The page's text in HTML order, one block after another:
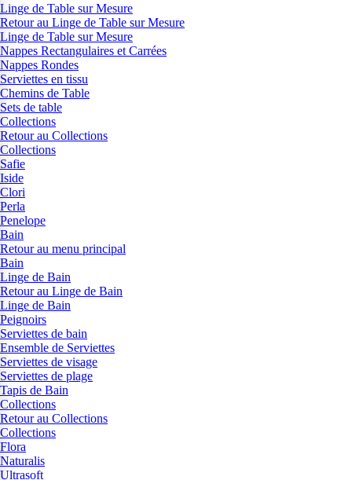
Linge de Table sur Mesure
Retour au Linge de Table sur Mesure
Linge de Table sur Mesure
Nappes Rectangulaires et Carrées
Nappes Rondes
Serviettes en tissu
Chemins de Table
Sets de table
Collections
Retour au Collections
Collections
Safie
Iside
Clori
Perla
Penelope
Bain
Retour au menu principal
Bain
Linge de Bain
Retour au Linge de Bain
Linge de Bain
Peignoirs
Serviettes de bain
Ensemble de Serviettes
Serviettes de visage
Serviettes de plage
Tapis de Bain
Collections
Retour au Collections
Collections
Flora
Naturalis
Ultrasoft